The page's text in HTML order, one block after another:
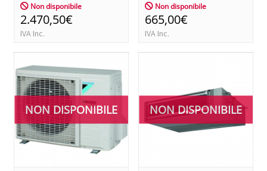
Non disponibile
2.470,50€
IVA Inc.
Non disponibile
665,00€
IVA Inc.
NON DISPONIBILE NON DISPONIBILE